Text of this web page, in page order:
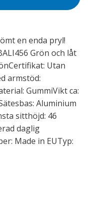
en enda pryl!
Grön och låt
Utan
armstöd:
GummiVikt ca:
Aluminium
sitthöjd: 46
daglig
Made in EUTyp: